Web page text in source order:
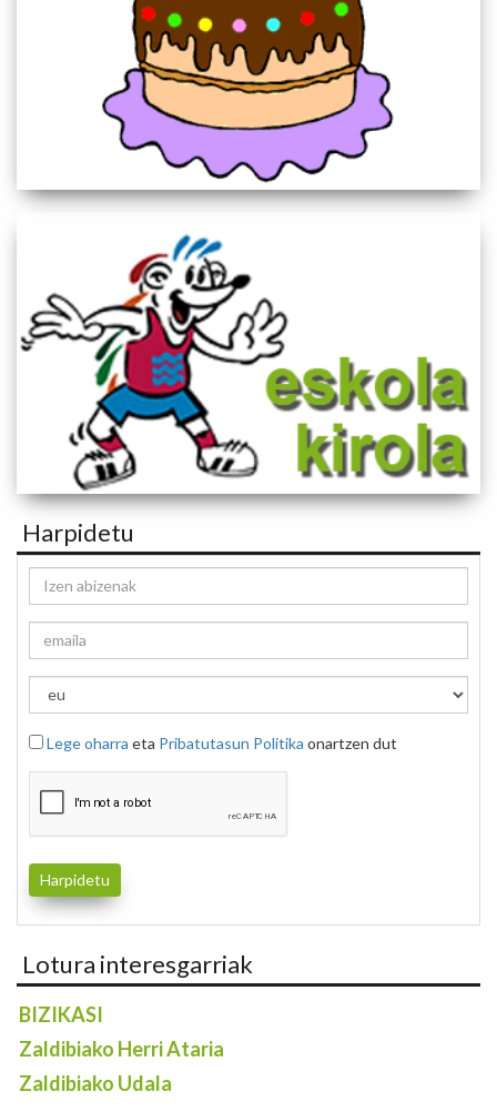
Harpidetu
Lege oharra eta Pribatutasun Politika onartzen dut
Lotura interesgarriak
BIZIKASI
Zaldibiako Herri Ataria
Zaldibiako Udala